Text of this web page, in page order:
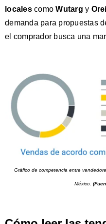
localescomoWutarg y
demanda para propuestas
el comprador busca una
Gráfico de competencia entre
México.